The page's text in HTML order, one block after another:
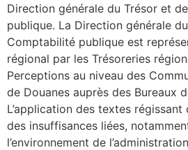
Direction générale du Trésor et
publique. La Direction générale
Comptabilité publique est
régional par les Trésoreries
Perceptions au niveau des
de Douanes auprès des Bureaux
L’application des textes
des insuffisances liées,
l’environnement de